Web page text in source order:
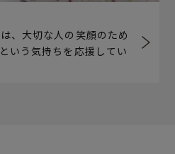
、大切な人の笑顔のため
いう気持ちを応援してい